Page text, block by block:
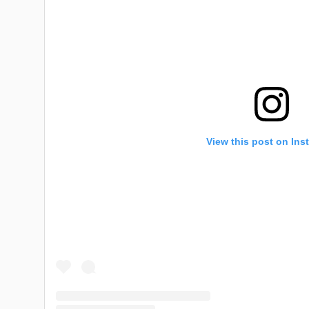
View this post on